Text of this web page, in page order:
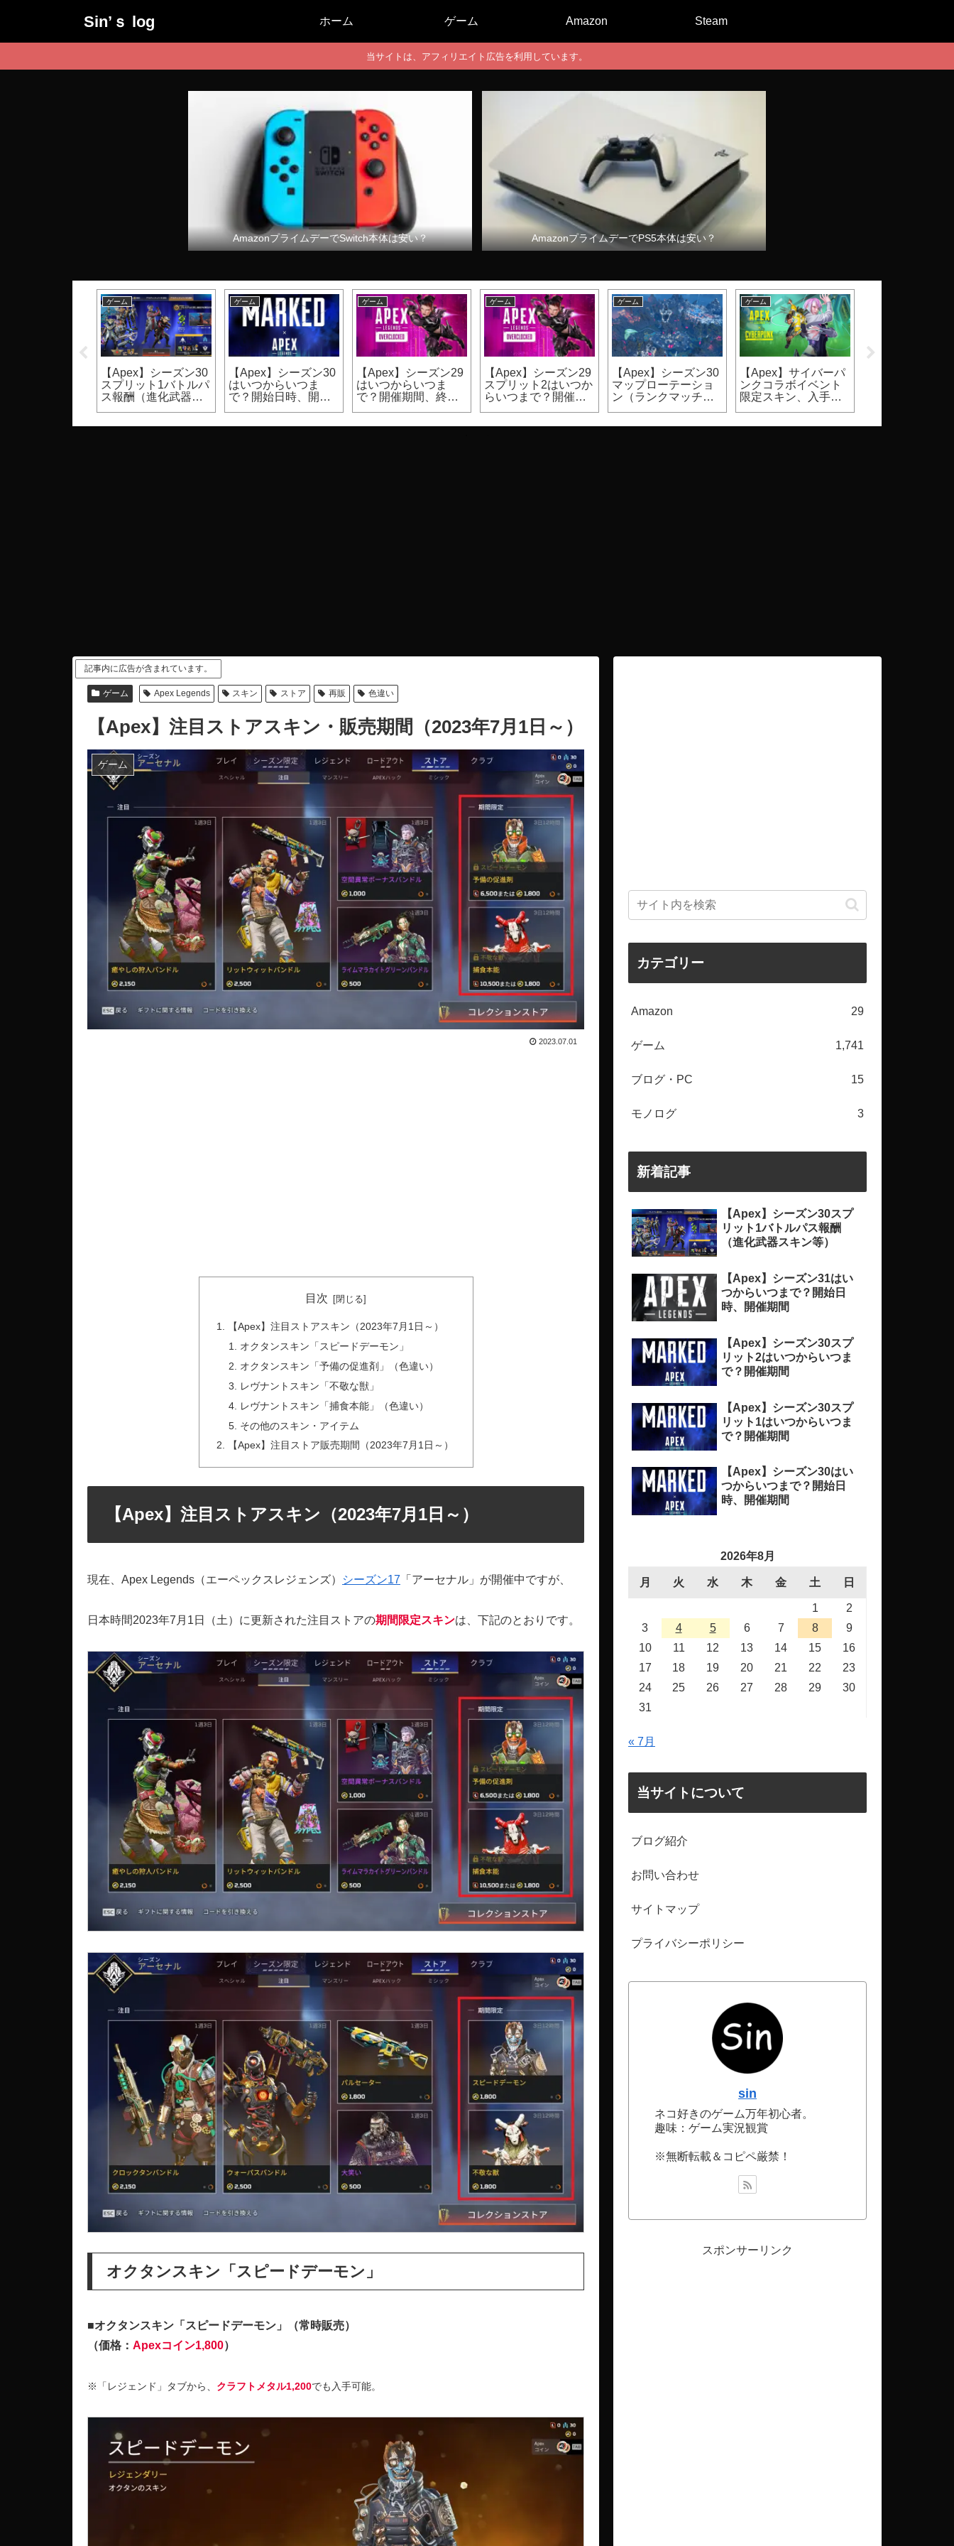
Sin’ｓ log ホーム ゲーム Amazon Steam
当サイトは、アフィリエイト広告を利用しています。
AmazonプライムデーでSwitch本体は安い？ AmazonプライムデーでPS5本体は安い？
ゲーム
【Apex】シーズン30
スプリット1バトルパ
ス報酬（進化武器ス
ゲーム
【Apex】シーズン30
はいつからいつま
で？開始日時、開催
ゲーム
【Apex】シーズン29
はいつからいつま
で？開催期間、終了
ゲーム
【Apex】シーズン29
スプリット2はいつか
らいつまで？開催期
ゲーム
【Apex】シーズン30
マップローテーショ
ン（ランクマッチ、
ゲーム
【Apex】サイバーパ
ンクコラボイベント
限定スキン、入手方
記事内に広告が含まれています。
ゲーム Apex Legends スキン ストア 再販 色違い
【Apex】注目ストアスキン・販売期間（2023年7月1日～）
ゲーム
2023.07.01
目次
【Apex】注目ストアスキン（2023年7月1日～）
オクタンスキン「スピードデーモン」
オクタンスキン「予備の促進剤」（色違い）
レヴナントスキン「不敬な獣」
レヴナントスキン「捕食本能」（色違い）
その他のスキン・アイテム
【Apex】注目ストア販売期間（2023年7月1日～）
【Apex】注目ストアスキン（2023年7月1日～）
現在、Apex Legends（エーペックスレジェンズ） シーズン17 「アーセナル」が開催中ですが、
日本時間2023年7月1日（土）に更新された注目ストアの期間限定スキンは、下記のとおりです。
オクタンスキン「スピードデーモン」
■オクタンスキン「スピードデーモン」（常時販売）
（価格： Apexコイン1,800）
※「レジェンド」タブから、 クラフトメタル1,200でも入手可能。
カテゴリー
Amazon 29
ゲーム 1,741
ブログ・PC 15
モノログ 3
新着記事
【Apex】シーズン30スプ
リット1バトルパス報酬
（進化武器スキン等）
【Apex】シーズン31はい
つからいつまで？開始日
時、開催期間
【Apex】シーズン30スプ
リット2はいつからいつま
で？開催期間
【Apex】シーズン30スプ
リット1はいつからいつま
で？開催期間
【Apex】シーズン30はい
つからいつまで？開始日
時、開催期間
2026年8月
月 火 水 木 金 土 日
1
2
3
4 5 6 7 8
9
10
11 12 13 14 15
16
17
18 19 20 21 22
23
24
25 26 27 28 29
30
31
« 7月
当サイトについて
ブログ紹介
お問い合わせ
サイトマップ
プライバシーポリシー
sin
ネコ好きのゲーム万年初心者。
趣味：ゲーム実況観賞
※無断転載＆コピペ厳禁！
スポンサーリンク